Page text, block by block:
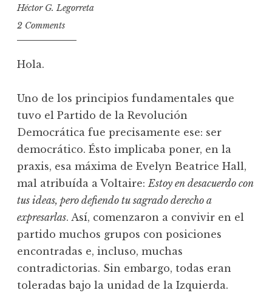
Héctor G. Legorreta
2 Comments
Hola.
Uno de los principios fundamentales que
tuvo el Partido de la Revolución
Democrática fue precisamente ese: ser
democrático. Ésto implicaba poner, en la
praxis, esa máxima de Evelyn Beatrice Hall,
mal atribuída a Voltaire: Estoy en desacuerdo con
tus ideas, pero defiendo tu sagrado derecho a
expresarlas. Así, comenzaron a convivir en el
partido muchos grupos con posiciones
encontradas e, incluso, muchas
contradictorias. Sin embargo, todas eran
toleradas bajo la unidad de la Izquierda.